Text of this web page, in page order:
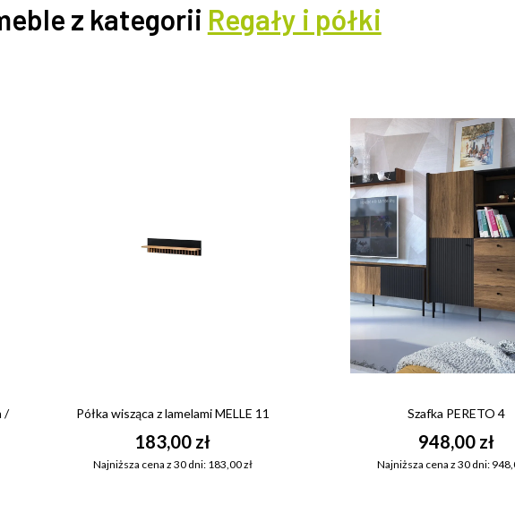
z kategorii Regały i półki
/
Półka wisząca z lamelami MELLE 11
183,00 zł
Najniższa cena z 30 dni: 183,00 zł
Szafka PERETO 4
948,00 zł
Najniższa cena z 30 dni: